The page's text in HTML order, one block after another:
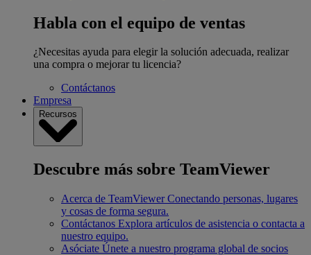
Habla con el equipo de ventas
¿Necesitas ayuda para elegir la solución adecuada, realizar
una compra o mejorar tu licencia?
Contáctanos
Empresa
Recursos
Descubre más sobre TeamViewer
Acerca de TeamViewer Conectando personas, lugares
y cosas de forma segura.
Contáctanos Explora artículos de asistencia o contacta a
nuestro equipo.
Asóciate Únete a nuestro programa global de socios